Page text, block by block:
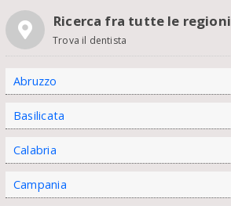
Ricerca fra tutte le regioni
Trova il dentista
Abruzzo
Basilicata
Calabria
Campania